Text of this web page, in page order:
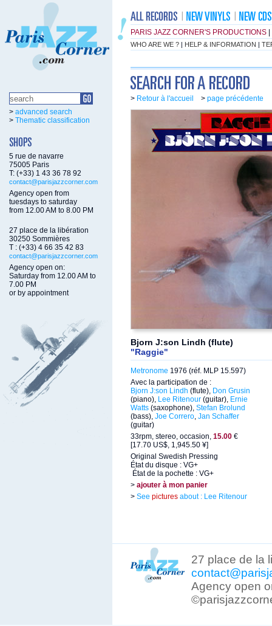
PARIS JAZZ CORNER'S PRODUCTIONS
WHO ARE WE ? | HELP & INFORMATION |
> advanced search
> Thematic classification
5 rue de navarre
75005 Paris
T: (+33) 1 43 36 78 92
contact@parisjazzcorner.com
Agency open from
tuesdays to saturday
from 12.00 AM to 8.00 PM
27 place de la libération
30250 Sommières
T : (+33) 4 66 35 42 83
contact@parisjazzcorner.com
Agency open on:
Saturday from 12.00 AM to
7.00 PM
or by appointment
> Retour à l'accueil > page précédente
Bjorn J:son Lindh (flute)
"Raggie"
Metronome 1976 (réf. MLP 15.597)
Avec la participation de :
Bjorn J:son Lindh (flute), Don Grusin
(piano), Lee Ritenour (guitar), Ernie
Watts (saxophone), Stefan Brolund
(bass), Joe Correro, Jan Schaffer
(guitar)
33rpm, stereo, occasion, 15.00 €
[17.70 US$, 1,945.50 ¥]
Original Swedish Pressing
État du disque : VG+
État de la pochette : VG+
> ajouter à mon panier
> See pictures about : Lee Ritenour
27 place de la
Agency open